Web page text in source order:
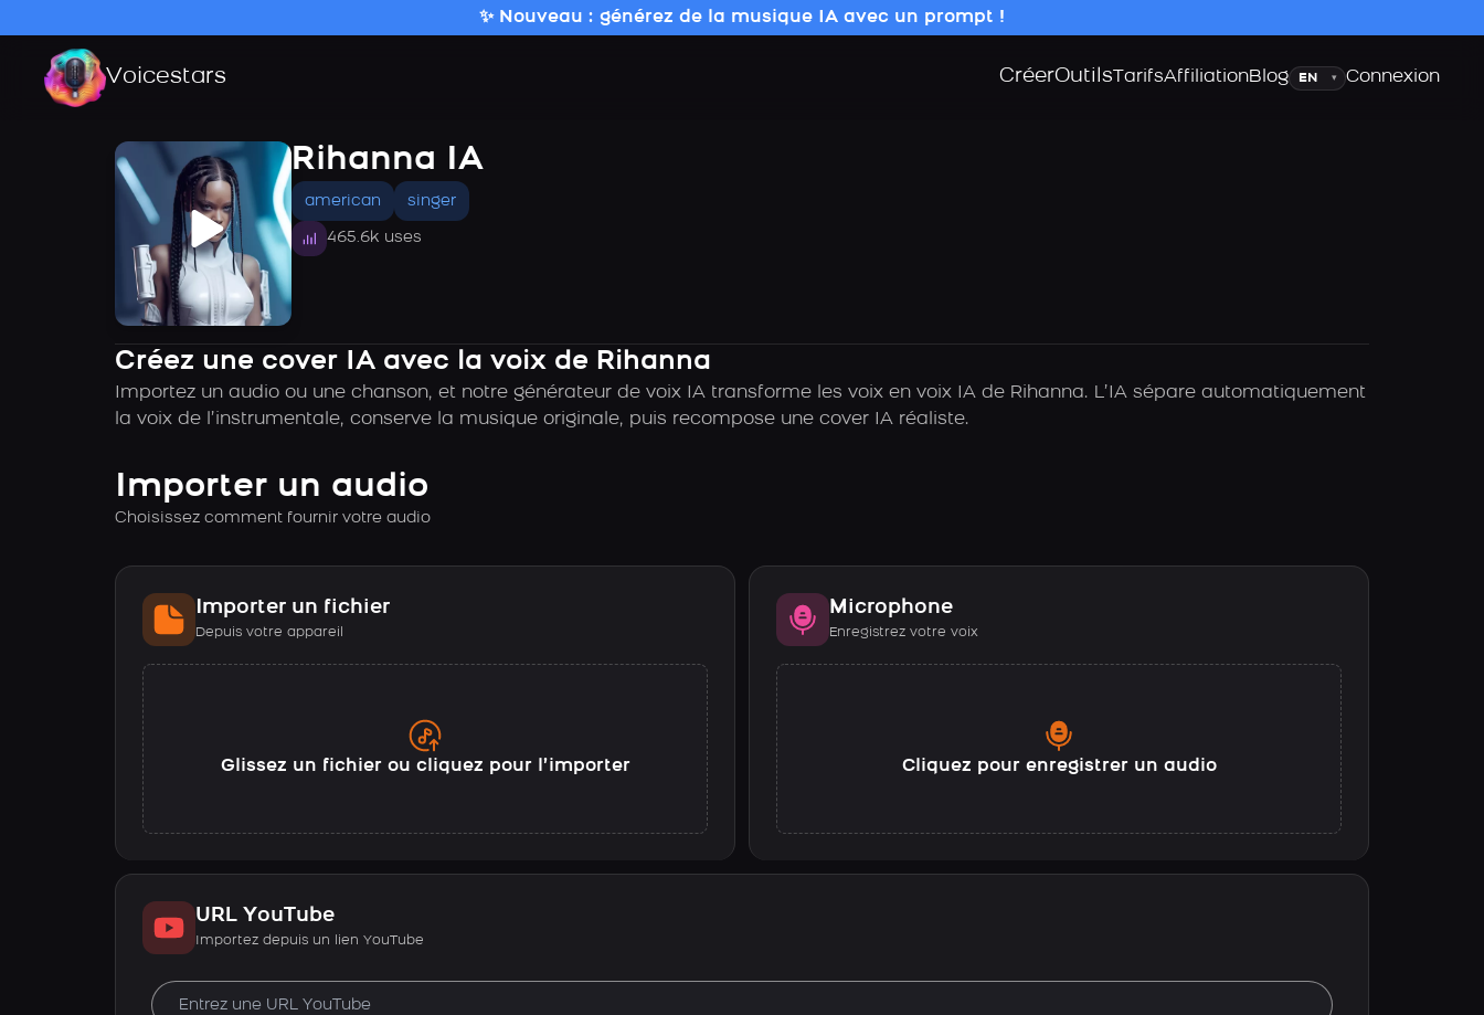
✨ Nouveau : générez de la musique IA avec un prompt !
Voicestars CréerOutils TarifsAffiliationBlogLangue
▾ Connexion
Rihanna IA
american singer
465.6k uses
Créez une cover IA avec la voix de Rihanna
Importez un audio ou une chanson, et notre générateur de voix IA transforme les voix en voix IA de Rihanna. L’IA sépare automatiquement
la voix de l’instrumentale, conserve la musique originale, puis recompose une cover IA réaliste.
Importer un audio
Choisissez comment fournir votre audio
Importer un fichier
Depuis votre appareil
Glissez un fichier ou cliquez pour l’importer
Microphone
Enregistrez votre voix
Cliquez pour enregistrer un audio
URL YouTube
Importez depuis un lien YouTube